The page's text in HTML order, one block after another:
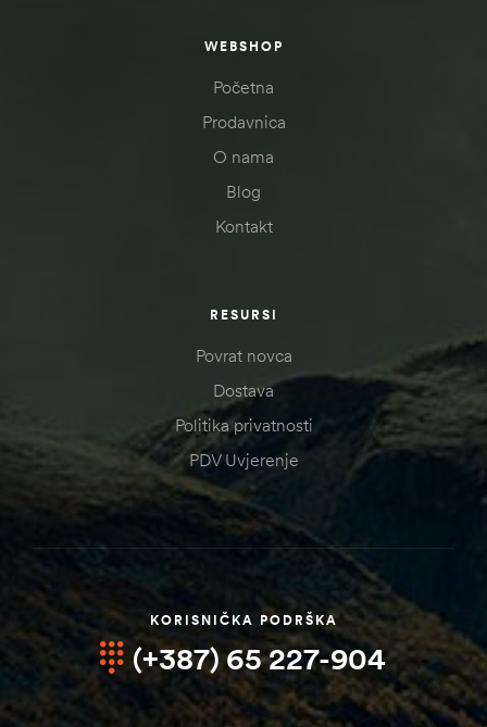
WEBSHOP
Početna
Prodavnica
O nama
Blog
Kontakt
RESURSI
Povrat novca
Dostava
Politika privatnosti
PDV Uvjerenje
KORISNIČKA PODRŠKA
(+387) 65 227-904